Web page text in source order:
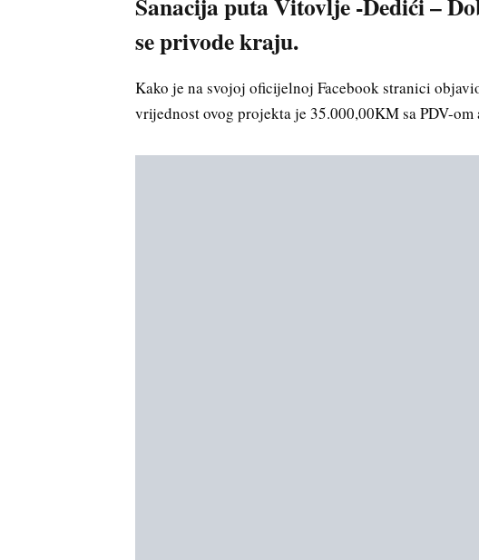
se privode kraju.
Kako je na svojoj oficijelnoj Facebook stranici
vrijednost ovog projekta je 35.000,00KM sa PDV-